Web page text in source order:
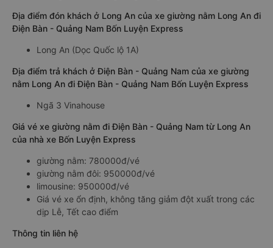
Địa điểm đón khách ở Long An của xe giường nằm Long An đi
Điện Bàn - Quảng Nam Bốn Luyện Express
Long An (Dọc Quốc lộ 1A)
Địa điểm trả khách ở Điện Bàn - Quảng Nam của xe giường
nằm Long An đi Điện Bàn - Quảng Nam Bốn Luyện Express
Ngã 3 Vinahouse
Giá vé xe giường nằm đi Điện Bàn - Quảng Nam từ Long An
của nhà xe Bốn Luyện Express
giường nằm: 780000đ/vé
giường nằm đôi: 950000đ/vé
limousine: 950000đ/vé
Giá vé xe ổn định, không tăng giảm đột xuất trong các
dịp Lễ, Tết cao điểm
Thông tin liên hệ